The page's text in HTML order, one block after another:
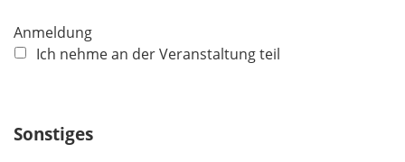
t
f
Anmeldung
Ich nehme an der Veranstaltung teil
Sonstiges